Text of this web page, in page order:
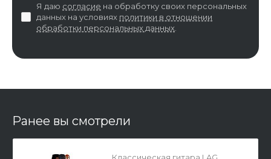
Я даю согласие на обработку своих персональных
данных на условиях политики в отношении
обработки персональных данных
Ранее вы смотрели